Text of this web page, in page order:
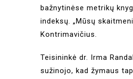
bažnytinėse metrikų
indeksų. „Mūsų
Kontrimavičius.
Teisininkė dr. Irma
sužinojo, kad žymaus